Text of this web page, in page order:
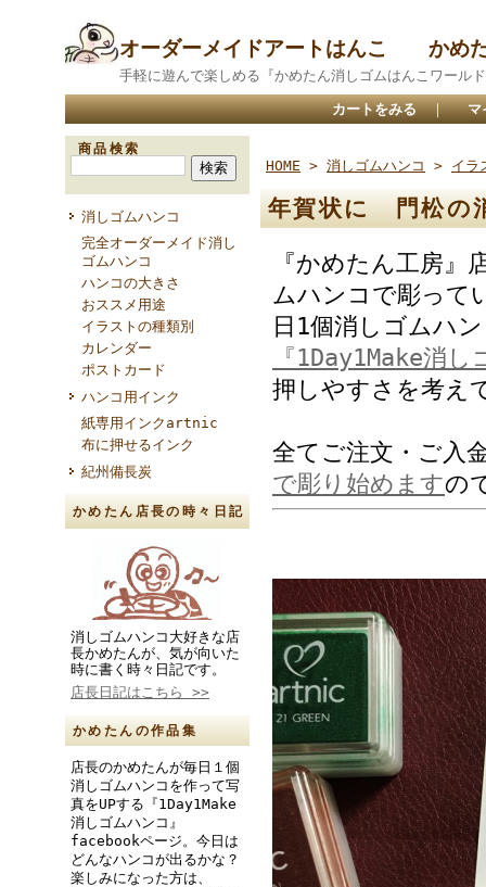
オーダーメイドアートはんこ かめ
手軽に遊んで楽しめる『かめたん消しゴムはんこワール
カートをみる ｜ マ
商品検索
消しゴムハンコ
完全オーダーメイド消し
ゴムハンコ
ハンコの大きさ
おススメ用途
イラストの種類別
カレンダー
ポストカード
ハンコ用インク
紙専用インクartnic
布に押せるインク
紀州備長炭
かめたん店長の時々日記
消しゴムハンコ大好きな店
長かめたんが、気が向いた
時に書く時々日記です。
店長日記はこちら >>
かめたんの作品集
店長のかめたんが毎日１個
消しゴムハンコを作って写
真をUPする『1Day1Make
消しゴムハンコ』
facebookページ。今日は
どんなハンコが出るかな？
楽しみになった方は、
HOME > 消しゴムハンコ > イラ
年賀状に 門松の
『かめたん工房
ムハンコで彫って
日1個消しゴムハ
『1Day1Make消
押しやすさを考え
全てご注文・ご入
で彫り始めますの